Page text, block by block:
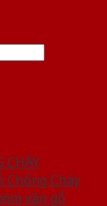
CHÁY
Chống Cháy
vân gỗ